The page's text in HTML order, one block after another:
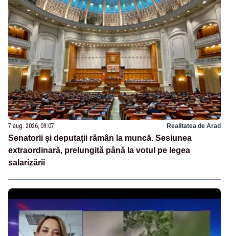
7 aug. 2026, 09:07 Realitatea de Arad
Senatorii și deputații rămân la muncă. Sesiunea
extraordinară, prelungită până la votul pe legea
salarizării